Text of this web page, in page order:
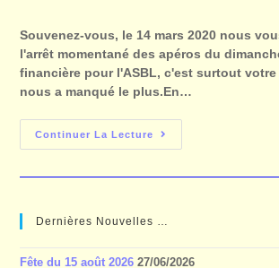
Souvenez-vous, le 14 mars 2020 nous
l'arrêt momentané des apéros du
financière pour l'ASBL, c'est surtout
nous a manqué le plus.En…
Continuer La Lecture
Dernières Nouvelles …
Fête du 15 août 2026 27/06/2026